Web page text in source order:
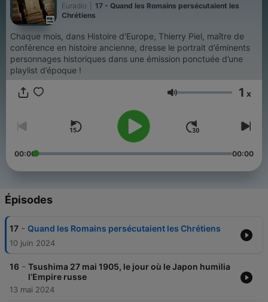
Euradio
17 - Quand les Romains persécutaient les
Chrétiens
Chaque mois, dans Histoire d'Europe, Thierry Piel, maître de
conférence en histoire ancienne, dresse le portrait d’éminents
personnages historiques dans une émission ponctuée d’une
playlist d’époque !
Volume 1 x
00:00 00:00
Épisodes
17 - Quand les Romains persécutaient les Chrétiens
10 juin 2024
16 - Tsushima 27 mai 1905, le jour où le Japon humilia
l’Empire russe
13 mai 2024